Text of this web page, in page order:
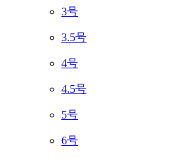
3号
3.5号
4号
4.5号
5号
6号